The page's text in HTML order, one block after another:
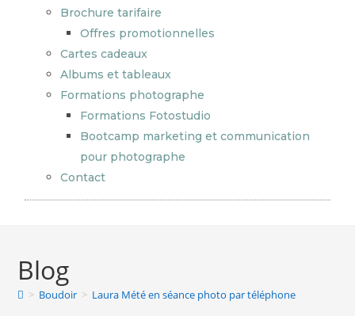
Brochure tarifaire
Offres promotionnelles
Cartes cadeaux
Albums et tableaux
Formations photographe
Formations Fotostudio
Bootcamp marketing et communication
pour photographe
Contact
Blog
> Boudoir > Laura Mété en séance photo par téléphone